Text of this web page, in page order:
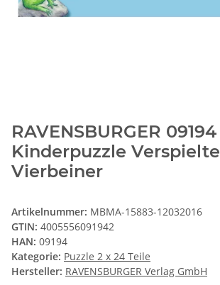
RAVENSBURGER 09194
Kinderpuzzle Verspielte
Vierbeiner
Artikelnummer: MBMA-15883-12032016
GTIN: 4005556091942
HAN: 09194
Kategorie: Puzzle 2 x 24 Teile
Hersteller: RAVENSBURGER Verlag GmbH